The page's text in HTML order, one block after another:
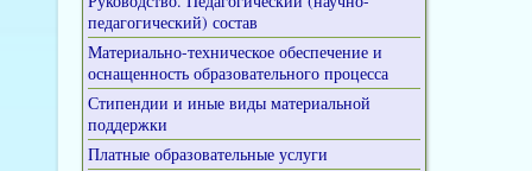
педагогический) состав
Материально-техническое обеспечение и
оснащенность образовательного процесса
Стипендии и иные виды материальной
поддержки
Платные образовательные услуги